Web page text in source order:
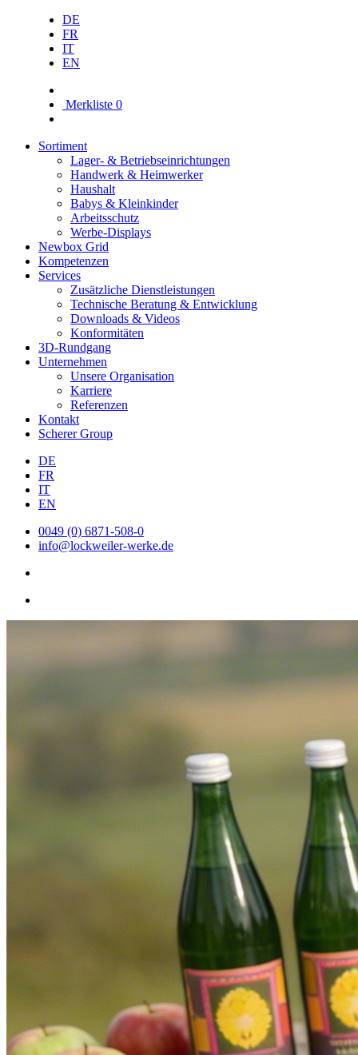
DE
FR
IT
EN
Merkliste 0
Sortiment
Lager- & Betriebs­einrichtungen
Handwerk & Heimwerker
Haushalt
Babys & Kleinkinder
Arbeitsschutz
Werbe-Displays
Newbox Grid
Kompetenzen
Services
Zusätzliche Dienstleistungen
Technische Beratung & Entwicklung
Downloads & Videos
Konformitäten
3D-Rundgang
Unternehmen
Unsere Organisation
Karriere
Referenzen
Kontakt
Scherer Group
DE
FR
IT
EN
0049 (0) 6871-508-0
info@lockweiler-werke.de